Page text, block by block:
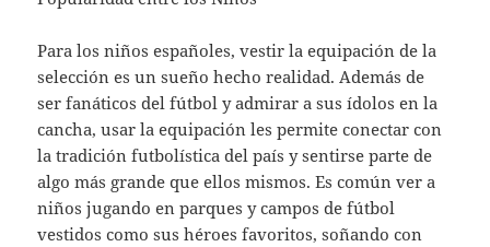
Para los niños españoles, vestir la equipación de la
selección es un sueño hecho realidad. Además de
ser fanáticos del fútbol y admirar a sus ídolos en la
cancha, usar la equipación les permite conectar con
la tradición futbolística del país y sentirse parte de
algo más grande que ellos mismos. Es común ver a
niños jugando en parques y campos de fútbol
vestidos como sus héroes favoritos, soñando con